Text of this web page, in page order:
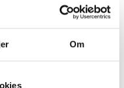
Om
opening hours
Tuesday, 30